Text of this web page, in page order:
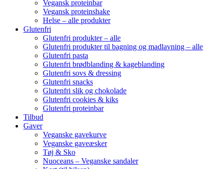
Vegansk proteinbar
Vegansk proteinshake
Helse – alle produkter
Glutenfri
Glutenfri produkter – alle
Glutenfri produkter til bagning og madlavning – alle
Glutenfri pasta
Glutenfri brødblanding & kageblanding
Glutenfri sovs & dressing
Glutenfri snacks
Glutenfri slik og chokolade
Glutenfri cookies & kiks
Glutenfri proteinbar
Tilbud
Gaver
Veganske gavekurve
Veganske gaveæsker
Tøj & Sko
Nuoceans – Veganske sandaler